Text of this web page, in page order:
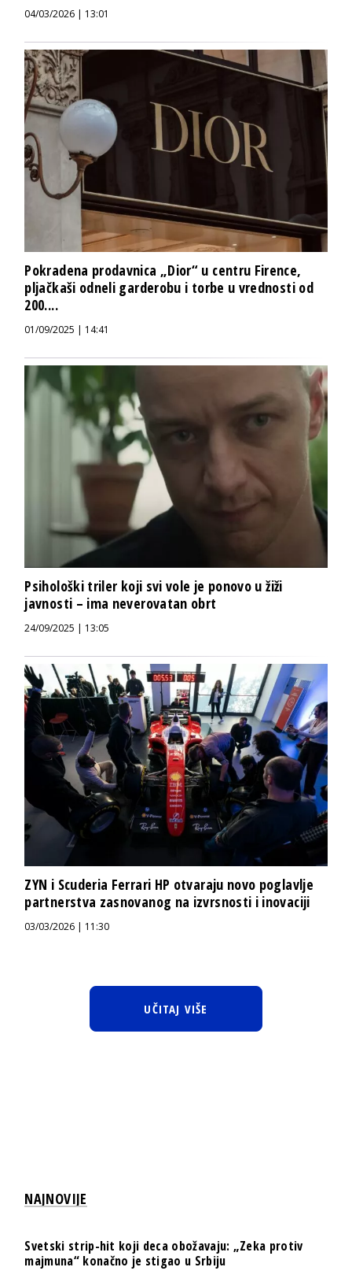
04/03/2026 | 13:01
Pokradena prodavnica „Dior“ u centru Firence,
pljačkaši odneli garderobu i torbe u vrednosti od
200....
01/09/2025 | 14:41
Psihološki triler koji svi vole je ponovo u žiži
javnosti – ima neverovatan obrt
24/09/2025 | 13:05
ZYN i Scuderia Ferrari HP otvaraju novo poglavlje
partnerstva zasnovanog na izvrsnosti i inovaciji
03/03/2026 | 11:30
UČITAJ VIŠE
NAJNOVIJE
Svetski strip-hit koji deca obožavaju: „Zeka protiv
majmuna“ konačno je stigao u Srbiju